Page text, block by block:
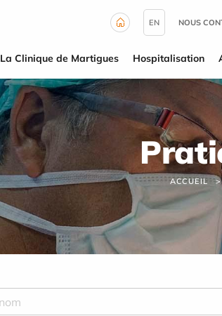
EN NOUS
La Clinique de Martigues Hospitalisation
ACCUEIL